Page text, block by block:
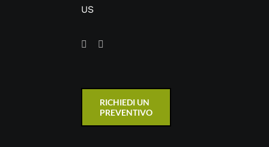
US
RICHIEDI UN
PREVENTIVO